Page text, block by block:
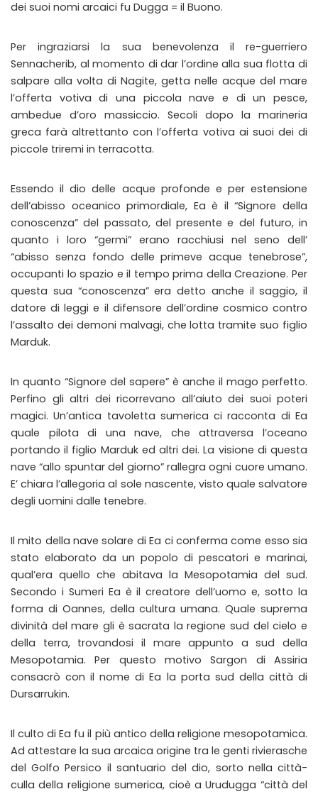
dei suoi nomi arcaici fu Dugga = il Buono.
Per ingraziarsi la sua benevolenza il re-guerriero
Sennacherib, al momento di dar l’ordine alla sua flotta di
salpare alla volta di Nagite, getta nelle acque del mare
l’offerta votiva di una piccola nave e di un pesce,
ambedue d’oro massiccio. Secoli dopo la marineria
greca farà altrettanto con l’offerta votiva ai suoi dei di
piccole triremi in terracotta.
Essendo il dio delle acque profonde e per estensione
dell’abisso oceanico primordiale, Ea è il “Signore della
conoscenza” del passato, del presente e del futuro, in
quanto i loro “germi” erano racchiusi nel seno dell’
“abisso senza fondo delle primeve acque tenebrose”,
occupanti lo spazio e il tempo prima della Creazione. Per
questa sua “conoscenza” era detto anche il saggio, il
datore di leggi e il difensore dell’ordine cosmico contro
l’assalto dei demoni malvagi, che lotta tramite suo figlio
Marduk.
In quanto “Signore del sapere” è anche il mago perfetto.
Perfino gli altri dei ricorrevano all’aiuto dei suoi poteri
magici. Un’antica tavoletta sumerica ci racconta di Ea
quale pilota di una nave, che attraversa l’oceano
portando il figlio Marduk ed altri dei. La visione di questa
nave “allo spuntar del giorno” rallegra ogni cuore umano.
E’ chiara l’allegoria al sole nascente, visto quale salvatore
degli uomini dalle tenebre.
Il mito della nave solare di Ea ci conferma come esso sia
stato elaborato da un popolo di pescatori e marinai,
qual’era quello che abitava la Mesopotamia del sud.
Secondo i Sumeri Ea è il creatore dell’uomo e, sotto la
forma di Oannes, della cultura umana. Quale suprema
divinità del mare gli è sacrata la regione sud del cielo e
della terra, trovandosi il mare appunto a sud della
Mesopotamia. Per questo motivo Sargon di Assiria
consacrò con il nome di Ea la porta sud della città di
Dursarrukin.
Il culto di Ea fu il più antico della religione mesopotamica.
Ad attestare la sua arcaica origine tra le genti rivierasche
del Golfo Persico il santuario del dio, sorto nella città-
culla della religione sumerica, cioè a Urudugga “città del